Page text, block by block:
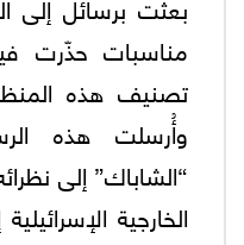
مناسبات حذّرت
تصنيف هذه
وأُرسلت هذه
“الشاباك” إلى
الخارجية